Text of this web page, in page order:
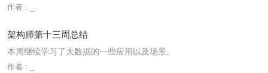
作者 :
架构师第十三周总结
本周继续学习了大数据的一些应用以及场景。
作者 :